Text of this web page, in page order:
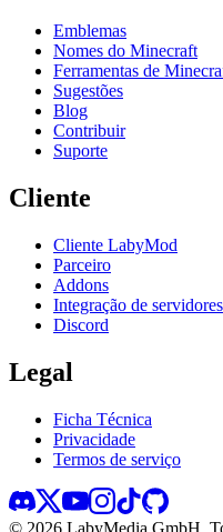
Emblemas
Nomes do Minecraft
Ferramentas de
Sugestões
Blog
Contribuir
Suporte
Cliente
Cliente LabyMod
Parceiro
Addons
Integração de servidores
Discord
Legal
Ficha Técnica
Privacidade
Termos de serviço
© 2026 LabyMedia GmbH.